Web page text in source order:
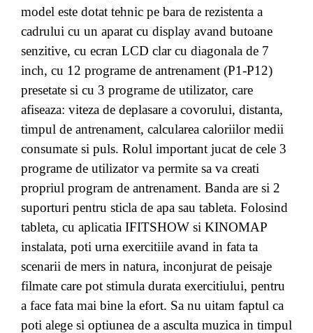
model este dotat tehnic pe bara de rezistenta a
cadrului cu un aparat cu display avand butoane
senzitive, cu ecran LCD clar cu diagonala de 7
inch, cu 12 programe de antrenament (P1-P12)
presetate si cu 3 programe de utilizator, care
afiseaza: viteza de deplasare a covorului, distanta,
timpul de antrenament, calcularea caloriilor medii
consumate si puls. Rolul important jucat de cele 3
programe de utilizator va permite sa va creati
propriul program de antrenament. Banda are si 2
suporturi pentru sticla de apa sau tableta. Folosind
tableta, cu aplicatia IFITSHOW si KINOMAP
instalata, poti urna exercitiile avand in fata ta
scenarii de mers in natura, inconjurat de peisaje
filmate care pot stimula durata exercitiului, pentru
a face fata mai bine la efort. Sa nu uitam faptul ca
poti alege si optiunea de a asculta muzica in timpul